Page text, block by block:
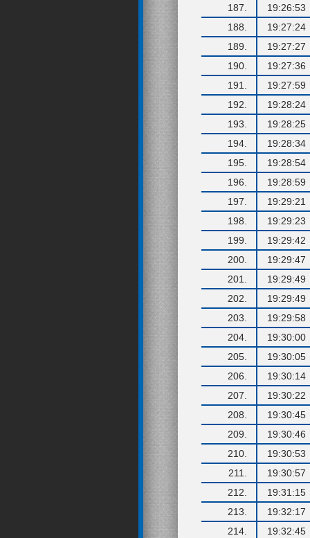
187.
19:26:53
188.
19:27:24
189.
19:27:27
190.
19:27:36
191.
19:27:59
192.
19:28:24
193.
19:28:25
194.
19:28:34
195.
19:28:54
196.
19:28:59
197.
19:29:21
198.
19:29:23
199.
19:29:42
200.
19:29:47
201.
19:29:49
202.
19:29:49
203.
19:29:58
204.
19:30:00
205.
19:30:05
206.
19:30:14
207.
19:30:22
208.
19:30:45
209.
19:30:46
210.
19:30:53
211.
19:30:57
212.
19:31:15
213.
19:32:17
214.
19:32:45